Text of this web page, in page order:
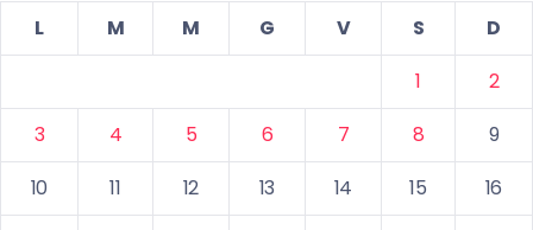
L
M M G V S
D
1
2
3
4 5 6 7 8
9
10
11 12 13 14 15
16